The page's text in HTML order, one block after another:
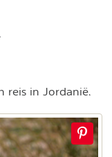
reis in Jordanië.